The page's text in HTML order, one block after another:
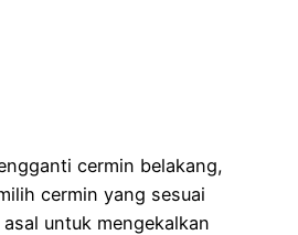
cermin belakang,
cermin yang sesuai
untuk mengekalkan